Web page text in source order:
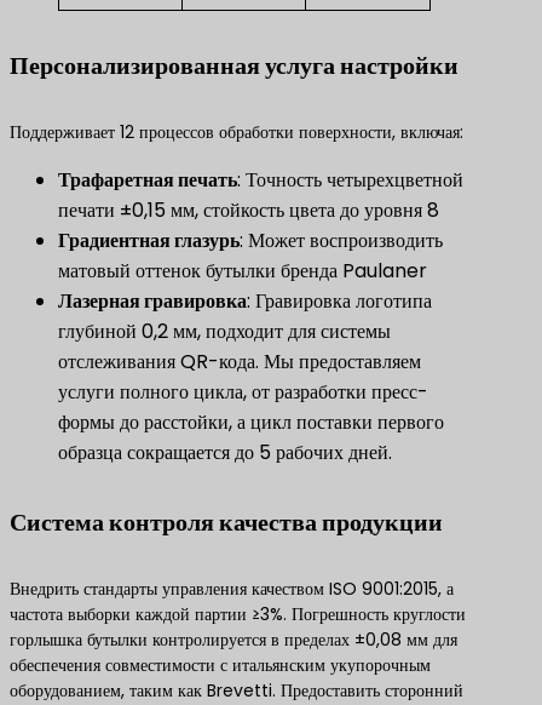
Персонализированная услуга настройки
Поддерживает 12 процессов обработки поверхности, включая:
​Трафаретная печать​​: Точность четырехцветной
печати ±0,15 мм, стойкость цвета до уровня 8
Градиентная глазурь​: Может воспроизводить
матовый оттенок бутылки бренда Paulaner
​Лазерная гравировка​: Гравировка логотипа
глубиной 0,2 мм, подходит для системы
отслеживания QR-кода. Мы предоставляем
услуги полного цикла, от разработки пресс-
формы до расстойки, а цикл поставки первого
образца сокращается до 5 рабочих дней.
Система контроля качества продукции
Внедрить стандарты управления качеством ISO 9001:2015, а
частота выборки каждой партии ≥3%. Погрешность круглости
горлышка бутылки контролируется в пределах ±0,08 мм для
обеспечения совместимости с итальянским укупорочным
оборудованием, таким как Brevetti. Предоставить сторонний